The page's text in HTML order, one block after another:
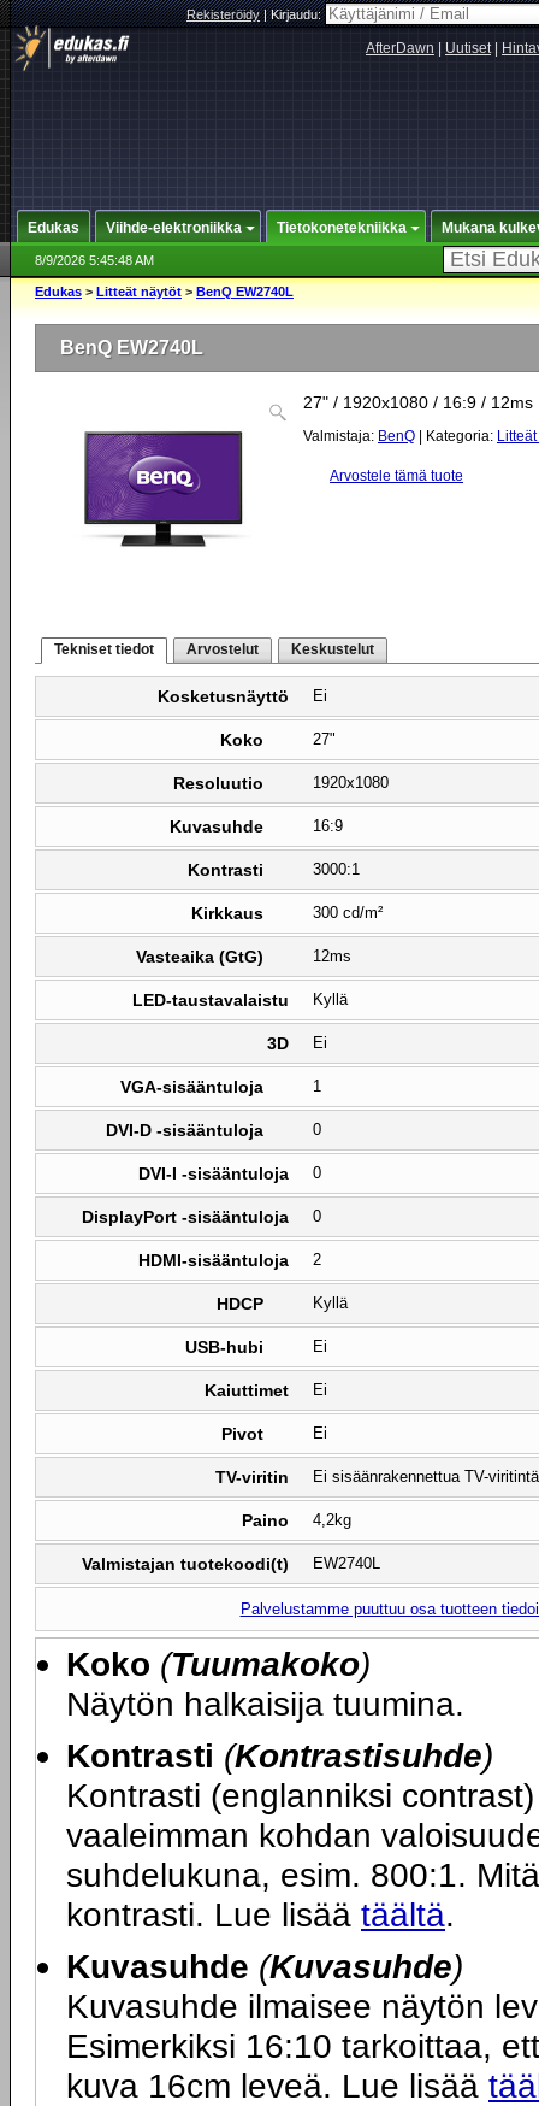
Rekisteröidy|Kirjaudu:
AfterDawn Uutiset|
Edukas Viihde-elektroniikka Tietokonetekniikka Mukana
8/9/2026 5:45:48 AM
Edukas > Litteät näytöt > BenQ EW2740L
BenQ EW2740L
27" / 1920x1080 / 16:9 / 12ms
Valmistaja: BenQ | Kategoria:
Arvostele tämä tuote
Tekniset tiedot Arvostelut Keskustelut
Kosketusnäyttö Ei
Koko 27"
Resoluutio 1920x1080
Kuvasuhde 16:9
Kontrasti 3000:1
Kirkkaus 300 cd/m²
Vasteaika (GtG) 12ms
LED-taustavalaistu Kyllä
3D Ei
VGA-sisääntuloja 1
DVI-D -sisääntuloja 0
DVI-I -sisääntuloja 0
DisplayPort -sisääntuloja 0
HDMI-sisääntuloja 2
HDCP Kyllä
USB-hubi Ei
Kaiuttimet Ei
Pivot Ei
TV-viritin Ei sisäänrakennettua TV-viritintä
Paino 4,2kg
Valmistajan tuotekoodi(t) EW2740L
Palvelustamme puuttuu osa tuotteen
Koko (Tuumakoko)
Näytön halkaisija tuumina.
Kontrasti (Kontrastisuhde)
Kontrasti (englanniksi
vaaleimman kohdan
suhdelukuna, esim. 800:1.
kontrasti. Lue lisää täältä.
Kuvasuhde (Kuvasuhde)
Kuvasuhde ilmaisee näytön
Esimerkiksi 16:10 tarkoittaa,
kuva 16cm leveä. Lue lisää